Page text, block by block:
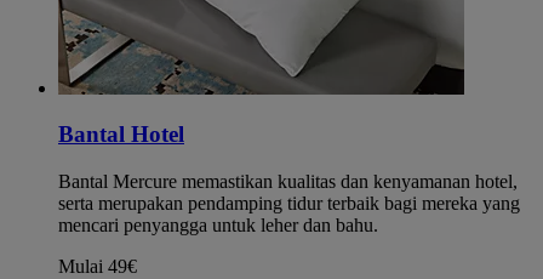
Bantal Hotel
Bantal Mercure memastikan kualitas dan kenyamanan hotel,
serta merupakan pendamping tidur terbaik bagi mereka yang
mencari penyangga untuk leher dan bahu.
Mulai 49€